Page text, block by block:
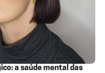
a saúde mental das